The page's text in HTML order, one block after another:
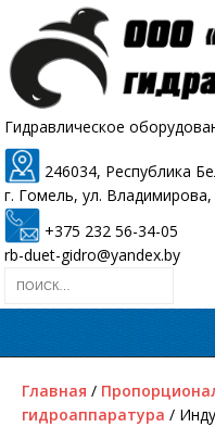
Гидравлическое
246034, Республика
г. Гомель, ул. Владимирова,
+375 232 56-34-05
rb-duet-gidro@yandex.by
Главная /
гидроаппаратура /